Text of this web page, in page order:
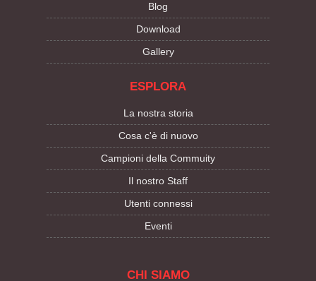
Blog
Download
Gallery
ESPLORA
La nostra storia
Cosa c'è di nuovo
Campioni della Commuity
Il nostro Staff
Utenti connessi
Eventi
CHI SIAMO